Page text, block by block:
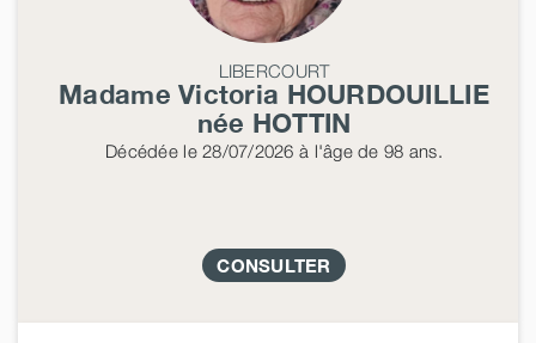
LIBERCOURT
Madame Victoria HOURDOUILLIE
née HOTTIN
Décédéele 28/07/2026 à l'âge de 98 ans.
CONSULTER